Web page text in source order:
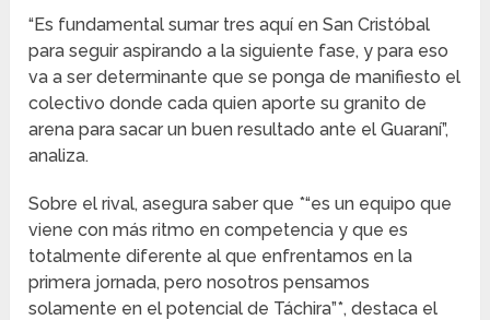
“Es fundamental sumar tres aquí en San Cristóbal
para seguir aspirando a la siguiente fase, y para eso
va a ser determinante que se ponga de manifiesto el
colectivo donde cada quien aporte su granito de
arena para sacar un buen resultado ante el Guaraní”,
analiza.
Sobre el rival, asegura saber que *“es un equipo que
viene con más ritmo en competencia y que es
totalmente diferente al que enfrentamos en la
primera jornada, pero nosotros pensamos
solamente en el potencial de Táchira”*, destaca el